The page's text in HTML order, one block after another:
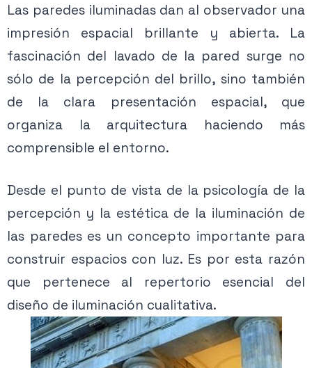
Las paredes iluminadas dan al observador una
impresión espacial brillante y abierta. La
fascinación del lavado de la pared surge no
sólo de la percepción del brillo, sino también
de la clara presentación espacial, que
organiza la arquitectura haciendo más
comprensible el entorno.
Desde el punto de vista de la psicología de la
percepción y la estética de la iluminación de
las paredes es un concepto importante para
construir espacios con luz. Es por esta razón
que pertenece al repertorio esencial del
diseño de iluminación cualitativa.